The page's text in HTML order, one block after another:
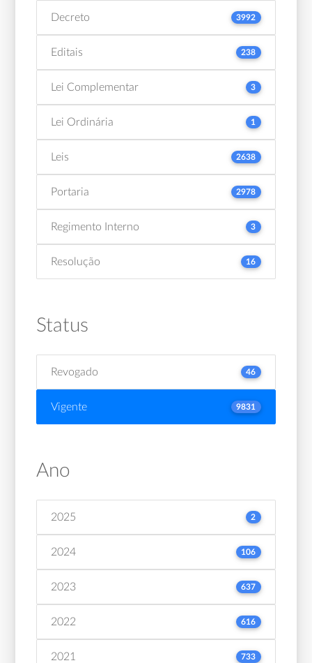
Decreto 3992
Editais 238
Lei Complementar 3
Lei Ordinária 1
Leis 2638
Portaria 2978
Regimento Interno 3
Resolução 16
Status
Revogado 46
Vigente 9831
Ano
2025 2
2024 106
2023 637
2022 616
2021 733